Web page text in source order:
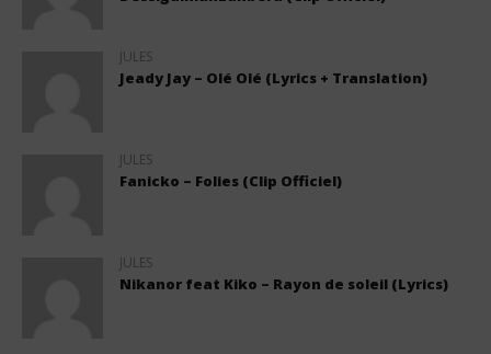
JULES
Jeady Jay – Olé Olé (Lyrics + Translation)
JULES
Fanicko – Folies (Clip Officiel)
JULES
Nikanor feat Kiko – Rayon de soleil (Lyrics)